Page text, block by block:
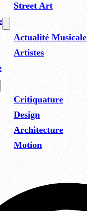
Street Art
Actualité Musicale
Artistes
Critiquature
Design
Architecture
Motion